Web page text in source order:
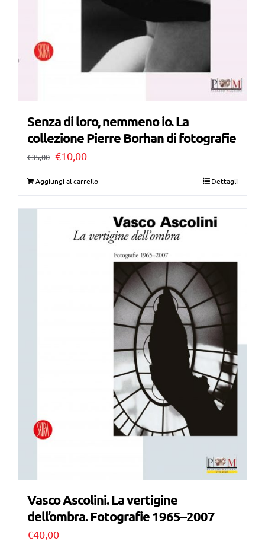
Senza di loro, nemmeno io. La
collezione Pierre Borhan di fotografie
€35,00 Il
€35,00.
€10,00Il
€10,00.
Aggiungi al carrello Dettagli
Vasco Ascolini. La vertigine
dell’ombra. Fotografie 1965–2007
€40,00